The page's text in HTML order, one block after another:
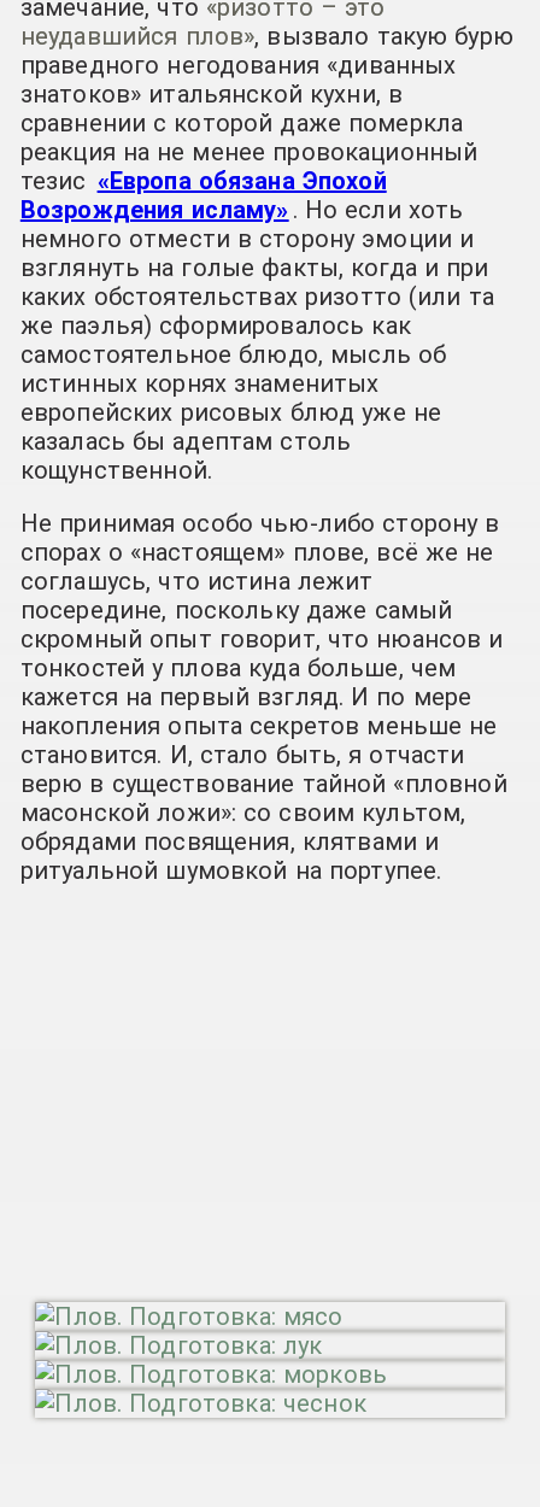
замечание, что «ризотто – это
неудавшийся плов», вызвало такую бурю
праведного негодования «диванных
знатоков» итальянской кухни, в
сравнении с которой даже померкла
реакция на не менее провокационный
тезис «Европа обязана Эпохой
Возрождения исламу» . Но если хоть
немного отмести в сторону эмоции и
взглянуть на голые факты, когда и при
каких обстоятельствах ризотто (или та
же паэлья) сформировалось как
самостоятельное блюдо, мысль об
истинных корнях знаменитых
европейских рисовых блюд уже не
казалась бы адептам столь
кощунственной.
Не принимая особо чью-либо сторону в
спорах о «настоящем» плове, всё же не
соглашусь, что истина лежит
посередине, поскольку даже самый
скромный опыт говорит, что нюансов и
тонкостей у плова куда больше, чем
кажется на первый взгляд. И по мере
накопления опыта секретов меньше не
становится. И, стало быть, я отчасти
верю в существование тайной «пловной
масонской ложи»: со своим культом,
обрядами посвящения, клятвами и
ритуальной шумовкой на портупее.